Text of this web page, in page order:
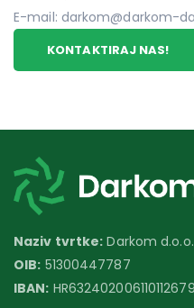
E-mail: darkom@darkom-
KONTAKTIRAJ NAS!
Naziv tvrtke: Darkom
OIB: 51300447787
IBAN: